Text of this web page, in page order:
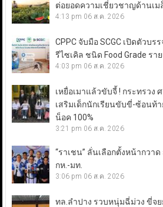
ต่อยอดความเชี่ยวชาญด้านเ
4:13 pm 06 ส.ค. 2026
CPPC จับมือ SCGC เปิดตัวบ
รีไซเคิล ชนิด Food Grade รา
4:03 pm 06 ส.ค. 2026
เหยื่อเมาแล้วขับจี้ ! กระทรวง
เสริมเด็กนักเรียนขับขี่-ซ้อนท้
น็อค 100%
3:21 pm 06 ส.ค. 2026
“ราเชน” ลั่นเลือกตั้งหน้ากวา
กห.-มท.
3:06 pm 06 ส.ค. 2026
ทล.ลำปาง รวบหนุ่มฉี่ม่วง ขี่จย